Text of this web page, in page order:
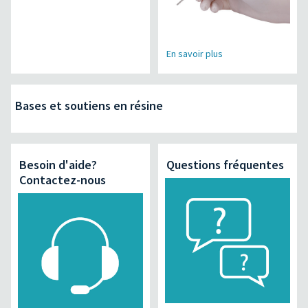
En savoir plus
Bases et soutiens en résine
Besoin d'aide?
Contactez-nous
Questions fréquentes